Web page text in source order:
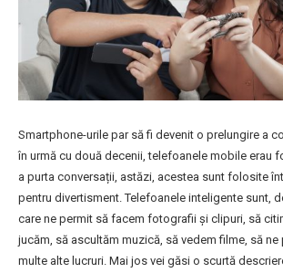
Smartphone-urile par să fi devenit o prelungire a
în urmă cu două decenii, telefoanele mobile erau
a purta conversații, astăzi, acestea sunt folosite
pentru divertisment. Telefoanele inteligente sunt,
care ne permit să facem fotografii și clipuri, să
jucăm, să ascultăm muzică, să vedem filme, să ne
multe alte lucruri. Mai jos vei găsi o scurtă